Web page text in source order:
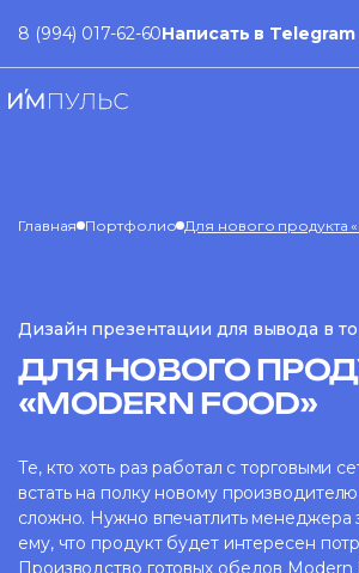
8 (994) 017-62-60Написать в Telegram
Главная Портфолио Для нового продукта
Дизайн презентации для вывода в
ДЛЯ НОВОГО
«MODERN FOOD»
Те, кто хоть раз работал с торговыми
встать на полку новому
сложно. Нужно впечатлить менеджера
ему, что продукт будет интересен
Производство готовых обедов Modern